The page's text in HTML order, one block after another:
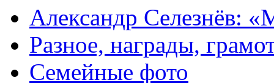
Александр Селезнёв:
Разное, награды,
Семейные фото